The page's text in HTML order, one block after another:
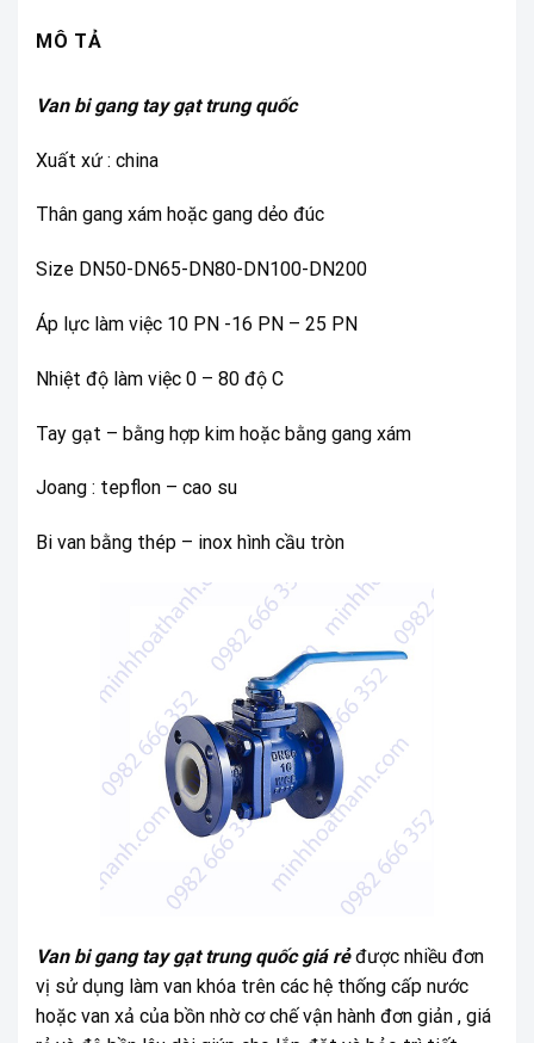
MÔ TẢ
Van bi gang tay gạt trung quốc
Xuất xứ : china
Thân gang xám hoặc gang dẻo đúc
Size DN50-DN65-DN80-DN100-DN200
Áp lực làm việc 10 PN -16 PN – 25 PN
Nhiệt độ làm việc 0 – 80 độ C
Tay gạt – bằng hợp kim hoặc bằng gang xám
Joang : tepflon – cao su
Bi van bằng thép – inox hình cầu tròn
Van bi gang tay gạt trung quốc giá rẻđược nhiều đơn
vị sử dụng làm van khóa trên các hệ thống cấp nước
hoặc van xả của bồn nhờ cơ chế vận hành đơn giản , giá